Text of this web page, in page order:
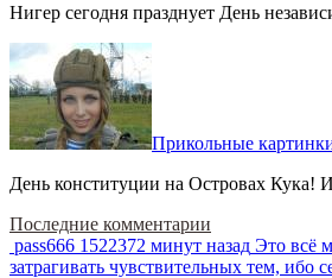
Нигер сегодня празднует День
Прикольные
День конституции на Островах Кука!
Последние комментарии
pass666 1522372 минут назад Это всё
затрагивать чувствительных тем,